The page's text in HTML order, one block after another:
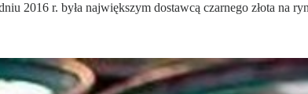
2016 r. była największym dostawcą czarnego złota na